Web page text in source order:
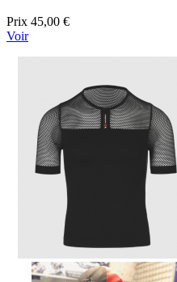
Prix 45,00 €
Voir